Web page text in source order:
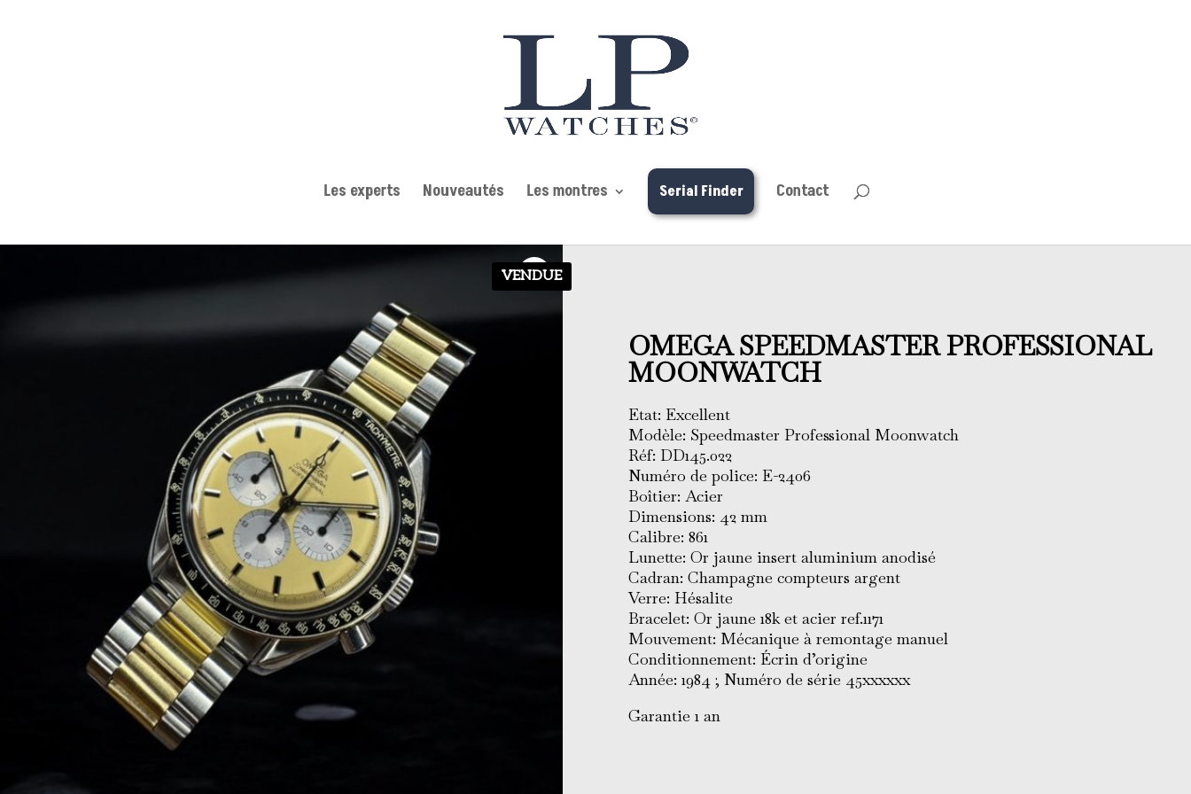
Les experts Nouveautés Les montres Serial Finder Contact
VENDUE
OMEGA SPEEDMASTER PROFESSIONAL
MOONWATCH
Etat: Excellent
Modèle: Speedmaster Professional Moonwatch
Réf: DD145.022
Numéro de police: E-2406
Boîtier: Acier
Dimensions: 42 mm
Calibre: 861
Lunette: Or jaune insert aluminium anodisé
Cadran: Champagne compteurs argent
Verre: Hésalite
Bracelet: Or jaune 18k et acier ref.1171
Mouvement: Mécanique à remontage manuel
Conditionnement: Écrin d’origine
Année: 1984 ; Numéro de série 45xxxxxx
Garantie 1 an